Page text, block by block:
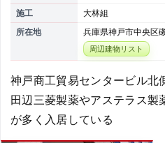
施工
大林組
所在地
兵庫県神戸市中央区
周辺建物リスト
神戸商工貿易センタービル北
田辺三菱製薬やアステラス製
が多く入居している